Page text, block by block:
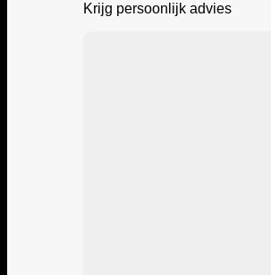
Krijg persoonlijk advies